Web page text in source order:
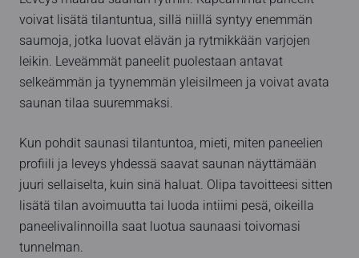
voivat lisätä tilantuntua, sillä niillä syntyy enemmän
saumoja, jotka luovat elävän ja rytmikkään varjojen
leikin. Leveämmät paneelit puolestaan antavat
selkeämmän ja tyynemmän yleisilmeen ja voivat avata
saunan tilaa suuremmaksi.
Kun pohdit saunasi tilantuntoa, mieti, miten paneelien
profiili ja leveys yhdessä saavat saunan näyttämään
juuri sellaiselta, kuin sinä haluat. Olipa tavoitteesi sitten
lisätä tilan avoimuutta tai luoda intiimi pesä, oikeilla
paneelivalinnoilla saat luotua saunaasi toivomasi
tunnelman.